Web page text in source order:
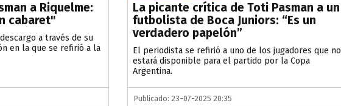
a Riquelme:
cabaret"
a través de su
en la que se refirió a la
La picante crítica de Toti Pasman a un
futbolista de Boca Juniors: “Es un
verdadero papelón”
El periodista se refirió a uno de los jugadores que no
estará disponible para el partido por la Copa
Argentina.
Publicado: 23-07-2025 20:35